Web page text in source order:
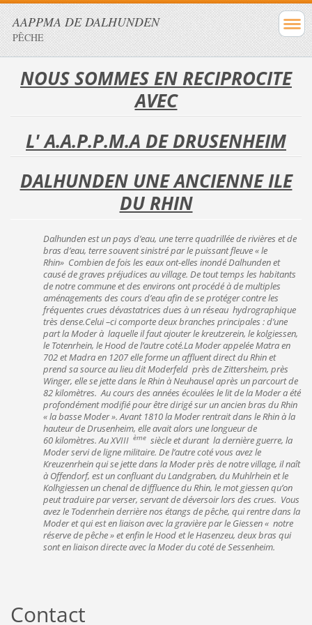
AAPPMA DE DALHUNDEN
PÊCHE
NOUS SOMMES EN RECIPROCITE
AVEC
L' A.A.P.P.M.A DE DRUSENHEIM
DALHUNDEN UNE ANCIENNE ILE
DU RHIN
Dalhunden est un pays d’eau, une terre quadrillée de rivières et de
bras d’eau, terre souvent sinistré par le puissant fleuve « le
Rhin» Combien de fois les eaux ont-elles inondé Dalhunden et
causé de graves préjudices au village. De tout temps les habitants
de notre commune et des environs ont procédé à de multiples
aménagements des cours d’eau afin de se protéger contre les
fréquentes crues dévastatrices dues à un réseau hydrographique
très dense.Celui –ci comporte deux branches principales : d’une
part la Moder à laquelle il faut ajouter le kreutzerein, le kolgiessen,
le Totenrhein, le Hood de l’autre coté.La Moder appelée Matra en
702 et Madra en 1207 elle forme un affluent direct du Rhin et
prend sa source au lieu dit Moderfeld près de Zittersheim, près
Winger, elle se jette dans le Rhin à Neuhausel après un parcourt de
82 kilomètres. Au cours des années écoulées le lit de la Moder a été
profondément modifié pour être dirigé sur un ancien bras du Rhin
« la basse Moder ». Avant 1810 la Moder rentrait dans le Rhin à la
hauteur de Drusenheim, elle avait alors une longueur de
60 kilomètres. Au XVIIIème siècle et durant la dernière guerre, la
Moder servi de ligne militaire. De l’autre coté vous avez le
Kreuzenrhein qui se jette dans la Moder près de notre village, il naît
à Offendorf, est un confluant du Landgraben, du Muhlrhein et le
Kolhgiessen un chenal de diffluence du Rhin, le mot giessen qu’on
peut traduire par verser, servant de déversoir lors des crues. Vous
avez le Todenrhein derrière nos étangs de pêche, qui rentre dans la
Moder et qui est en liaison avec la gravière par le Giessen « notre
réserve de pêche » et enfin le Hood et le Hasenzeu, deux bras qui
sont en liaison directe avec la Moder du coté de Sessenheim.
Contact